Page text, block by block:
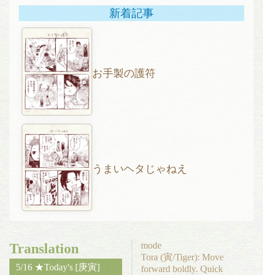
新着記事
お手製の護符
うまいヘタじゃねえ
Translation
5/16 ★Today's [庚寅]
mode
Tora (寅/Tiger): Move
forward boldly. Quick